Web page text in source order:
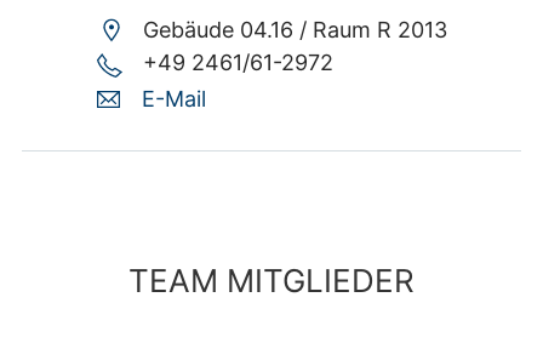
Gebäude 04.16 / Raum R 2013
+49 2461/61-2972
E-Mail
TEAM MITGLIEDER